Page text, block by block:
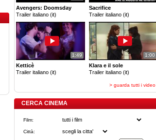
Avengers: Doomsday
Trailer italiano (it)
Sacrifice
Trailer italiano (it)
1:49
Ketticè
Trailer italiano (it)
1:00
Klara e il sole
Trailer italiano (it)
> guarda tutti i video
CERCA CINEMA
Film:
Città: